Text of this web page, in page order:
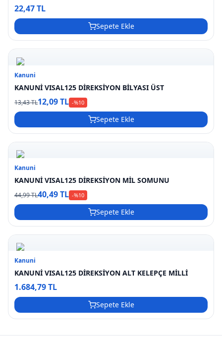
22,47 TL
Sepete Ekle
Kanuni
KANUNİ VISAL125 DİREKSİYON BİLYASI ÜST
13,43 TL12,09 TL -%10
Sepete Ekle
Kanuni
KANUNİ VISAL125 DİREKSİYON MİL SOMUNU
44,99 TL40,49 TL -%10
Sepete Ekle
Kanuni
KANUNİ VISAL125 DİREKSİYON ALT KELEPÇE MİLLİ
1.684,79 TL
Sepete Ekle